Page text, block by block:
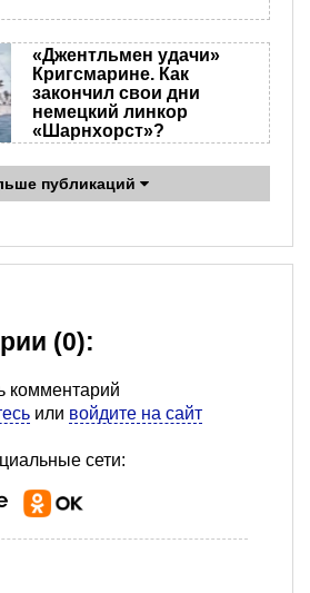
«Джентльмен удачи»
Кригсмарине. Как
закончил свои дни
немецкий линкор
«Шарнхорст»?
публикаций
(0):
комментарий
или войдите на сайт
сети: